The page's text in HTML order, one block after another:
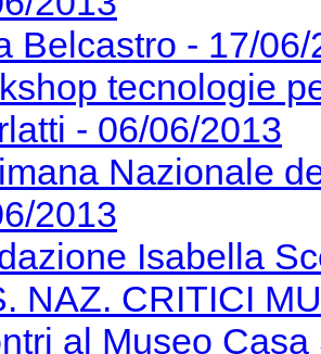
Belcastro - 17/06/
tecnologie
- 06/06/2013
Nazionale
2013
Isabella
NAZ. CRITICI
al Museo